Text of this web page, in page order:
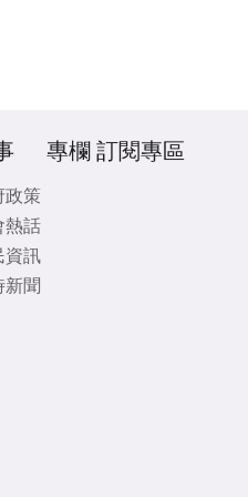
政策
熱話
資訊
新聞
專欄 訂閱專區